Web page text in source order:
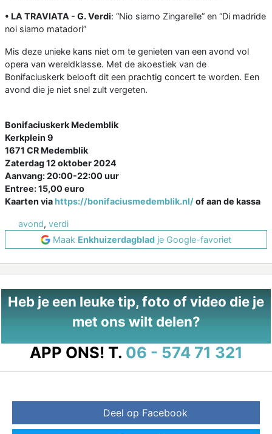
• LA TRAVIATA - G. Verdi: “Nio siamo Zingarelle” en “Di madride
noi siamo matadori”
Mis deze unieke kans niet om te genieten van een avond vol
opera van wereldklasse. Met de akoestiek van de
Bonifaciuskerk belooft dit een prachtig concert te worden. Een
avond die je niet snel zult vergeten.
Bonifaciuskerk Medemblik
Kerkplein 9
1671 CR Medemblik
Zaterdag 12 oktober 2024
Aanvang: 20:00-22:00 uur
Entree: 15,00 euro
Kaarten viahttps://bonifaciusmedemblik.nl/of aan de kassa
avond, verdi
Maak Enkhuizerdagblad je Google-favoriet
Heb je een leuke tip, foto of video die je
met ons wilt delen?
APP ONS! T. 06 - 574 71 321
Deel op Facebook